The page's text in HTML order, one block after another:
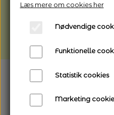
afhentning
Vi gør opmærksom
længere leveringstid
Læs mere om cookies her
Nødvendige
Funktionelle
Statistik cookies
Marketing